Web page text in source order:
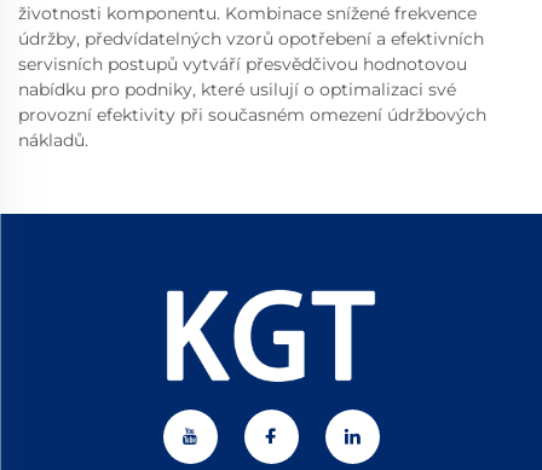
životnosti komponentu. Kombinace snížené frekvence
údržby, předvídatelných vzorů opotřebení a efektivních
servisních postupů vytváří přesvědčivou hodnotovou
nabídku pro podniky, které usilují o optimalizaci své
provozní efektivity při současném omezení údržbových
nákladů.